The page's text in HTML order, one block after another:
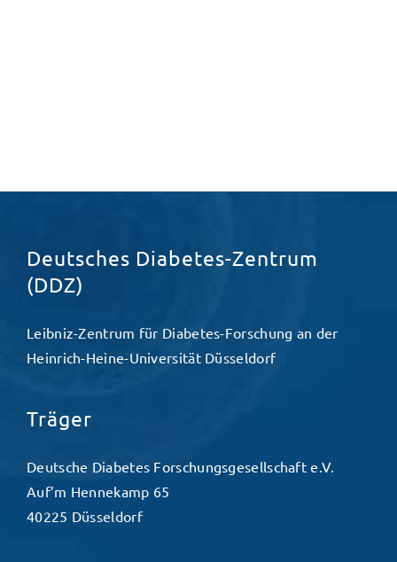
Deutsches Diabetes-Zentrum
(DDZ)
Leibniz-Zentrum für Diabetes-Forschung an der
Heinrich-Heine-Universität Düsseldorf
Träger
Deutsche Diabetes Forschungsgesellschaft e.V.
Auf’m Hennekamp 65
40225 Düsseldorf